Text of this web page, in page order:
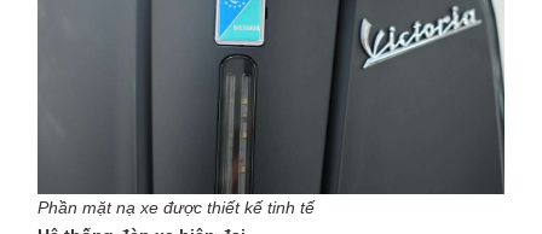
Phần mặt nạ xe được thiết kế tinh tế